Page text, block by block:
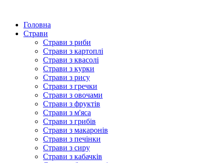
Головна
Страви
Страви з риби
Страви з картоплі
Страви з квасолі
Страви з курки
Страви з рису
Страви з гречки
Страви з овочами
Страви з фруктів
Страви з м'яса
Страви з грибів
Страви з макаронів
Страви з печінки
Страви з сиру
Страви з кабачків